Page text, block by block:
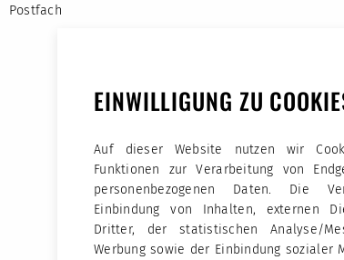
EINWILLIGUNG ZU
Auf dieser Website nutzen wir
Funktionen zur Verarbeitung von
personenbezogenen Daten. Die
Einbindung von Inhalten, externen
Dritter, der statistischen Analyse/
Werbung sowie der Einbindung sozialer